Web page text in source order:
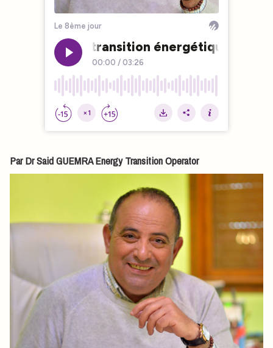
Par Dr Said GUEMRA Energy Transition Operator